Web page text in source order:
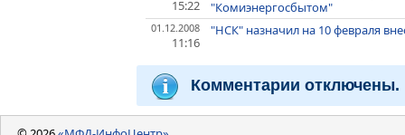
15:22
"Комиэнергосбытом"
01.12.2008
11:16
"НСК" назначил на 10 февраля
Комментарии отключены.